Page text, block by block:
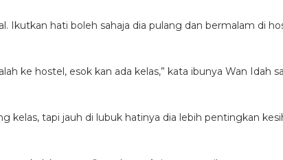
hati boleh sahaja dia pulang dan bermalam di
ke hostel, esok kan ada kelas,” kata ibunya Wan Idah
kelas, tapi jauh di lubuk hatinya dia lebih pentingkan